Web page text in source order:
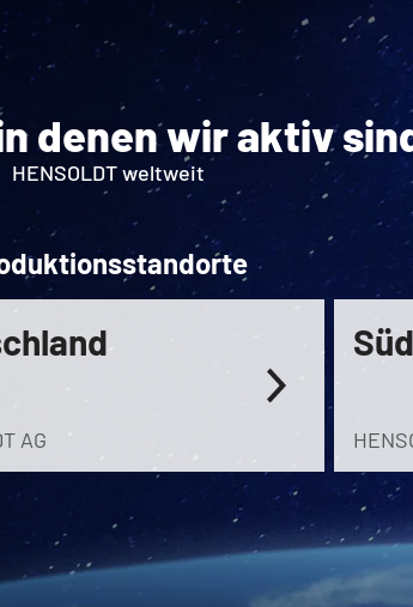
denen wir aktiv
HENSOLDT weltweit
AG